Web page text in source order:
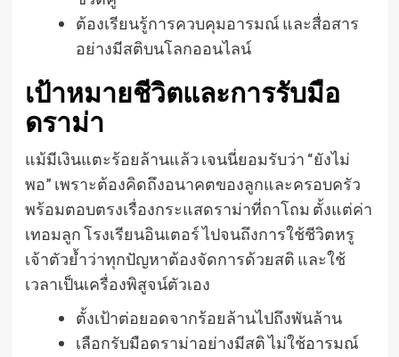
ต้องเรียนรู้การควบคุมอารมณ์ และสื่อสาร
อย่างมีสติบนโลกออนไลน์
เป้าหมายชีวิตและการรับมือ
ดราม่า
แม้มีเงินแตะร้อยล้านแล้ว เจนนี่ยอมรับว่า “ยังไม่
พอ” เพราะต้องคิดถึงอนาคตของลูกและครอบครัว
พร้อมตอบตรงเรื่องกระแสดราม่าที่ถาโถม ตั้งแต่ค่า
เทอมลูก โรงเรียนอินเตอร์ ไปจนถึงการใช้ชีวิตหรู
เจ้าตัวย้ำว่าทุกปัญหาต้องจัดการด้วยสติ และใช้
เวลาเป็นเครื่องพิสูจน์ตัวเอง
ตั้งเป้าต่อยอดจากร้อยล้านไปถึงพันล้าน
เลือกรับมือดราม่าอย่างมีสติ ไม่ใช้อารมณ์